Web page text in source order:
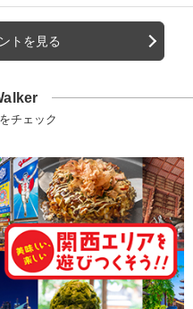
トを見る
チェック